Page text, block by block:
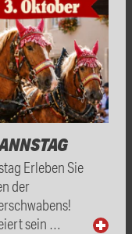
Erleben Sie
der
sein …